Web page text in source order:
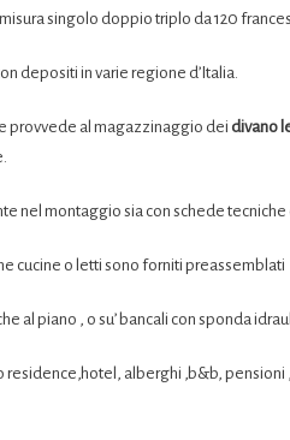
singolo doppio triplo da 120
depositi in varie regione d’Italia.
provvede al magazzinaggio dei divano
nel montaggio sia con schede
cucine o letti sono forniti preassemblati
al piano , o su’ bancali con sponda
residence,hotel, alberghi ,b&b,